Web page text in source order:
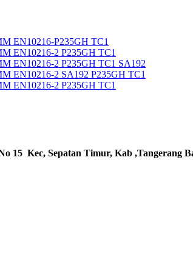
EN10216-P235GH TC1
EN10216-2 P235GH TC1
EN10216-2 P235GH TC1 SA192
EN10216-2 SA192 P235GH TC1
EN10216-2 P235GH TC1
15 Kec, Sepatan Timur, Kab ,Tangerang